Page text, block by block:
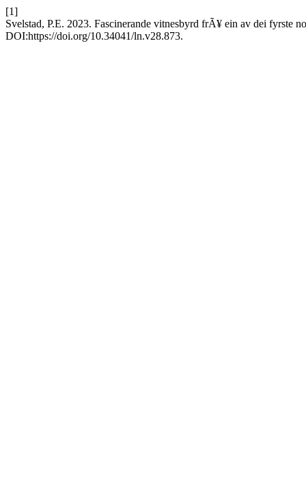
[1]
Svelstad, P.E. 2023. Fascinerande vitnesbyrd frÃ¥ ein av dei fyrste
DOI:https://doi.org/10.34041/ln.v28.873.